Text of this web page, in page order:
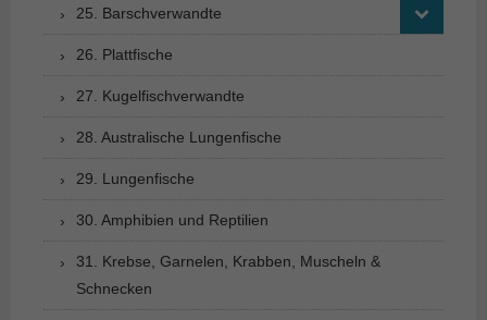
25. Barschverwandte
26. Plattfische
27. Kugelfischverwandte
28. Australische Lungenfische
29. Lungenfische
30. Amphibien und Reptilien
31. Krebse, Garnelen, Krabben, Muscheln &
Schnecken